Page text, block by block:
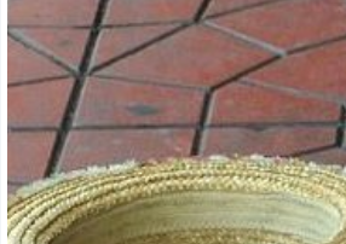
Editor]
Infante
[Poeta
sugerido]